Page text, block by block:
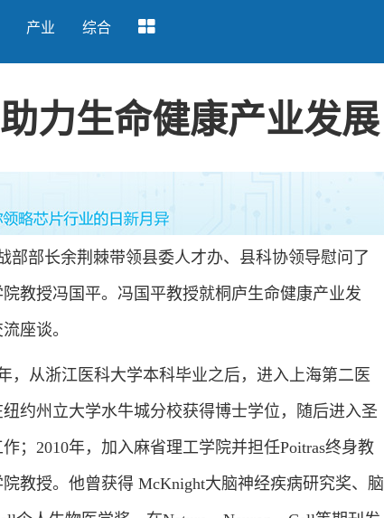
产业 综合
力生命健康产业发展
部长余荆棘带领县委人才办、县科协领导慰问了
教授冯国平。冯国平教授就桐庐生命健康产业发
座谈。
从浙江医科大学本科毕业之后，进入上海第二医
约州立大学水牛城分校获得博士学位，随后进入圣
；2010年，加入麻省理工学院并担任Poitras终身教
教授。他曾获得 McKnight大脑神经疾病研究奖、脑